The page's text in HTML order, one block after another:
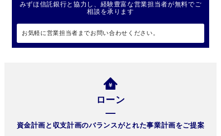
みずほ信託銀行と協力し、経験豊富な営業担当者が無料でご
相談を承ります
お気軽に営業担当者までお問い合わせください。
ローン
資金計画と収支計画のバランスがとれた事業計画をご提案